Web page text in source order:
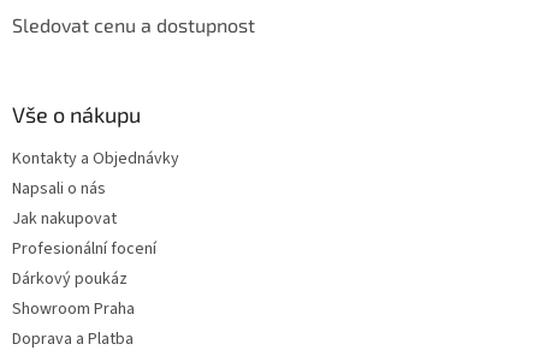
Sledovat cenu a dostupnost
Vše o nákupu
Kontakty a Objednávky
Napsali o nás
Jak nakupovat
Profesionální focení
Dárkový poukáz
Showroom Praha
Doprava a Platba